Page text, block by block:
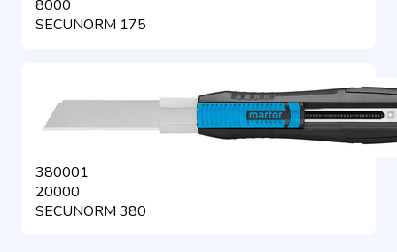
8000
SECUNORM 175
380001
20000
SECUNORM 380